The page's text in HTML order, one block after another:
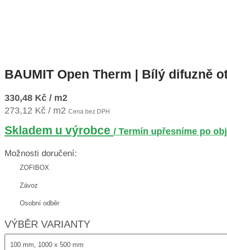
BAUMIT Open Therm | Bílý difuzně
330,48 Kč / m2
273,12 Kč / m2 Cena bez DPH
Skladem u výrobce / Termín upřesníme po
Možnosti doručení:
ZOFIBOX
Závoz
Osobní odběr
VÝBĚR VARIANTY